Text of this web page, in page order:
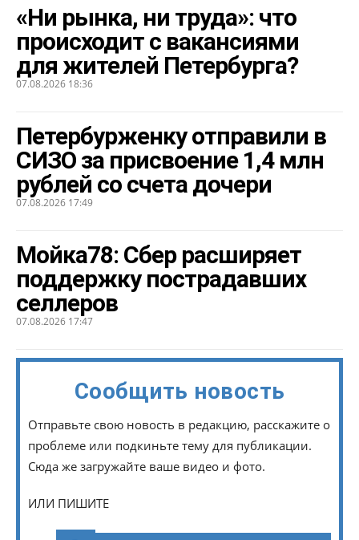
«Ни рынка, ни труда»: что
происходит с вакансиями
для жителей Петербурга?
07.08.2026 18:36
Петербурженку отправили в
СИЗО за присвоение 1,4 млн
рублей со счета дочери
07.08.2026 17:49
Мойка78: Сбер расширяет
поддержку пострадавших
селлеров
07.08.2026 17:47
Сообщить новость
Отправьте свою новость в редакцию, расскажите о
проблеме или подкиньте тему для публикации.
Сюда же загружайте ваше видео и фото.
ИЛИ ПИШИТЕ